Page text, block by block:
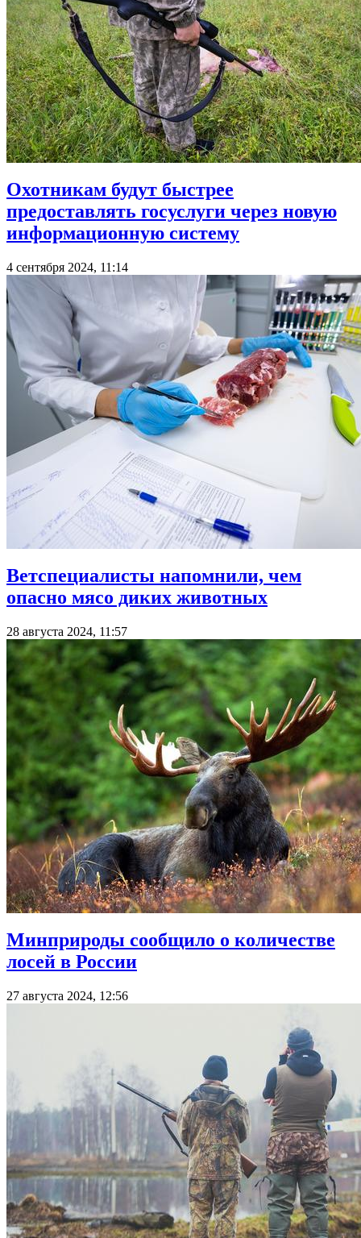
Охотникам будут быстрее
предоставлять госуслуги через новую
информационную систему
4 сентября 2024, 11:14
Ветспециалисты напомнили, чем
опасно мясо диких животных
28 августа 2024, 11:57
Минприроды сообщило о количестве
лосей в России
27 августа 2024, 12:56